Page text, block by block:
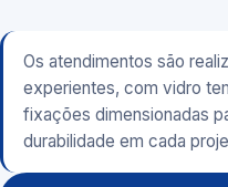
Os atendimentos são
experientes, com vidro
fixações dimensionadas
durabilidade em cada